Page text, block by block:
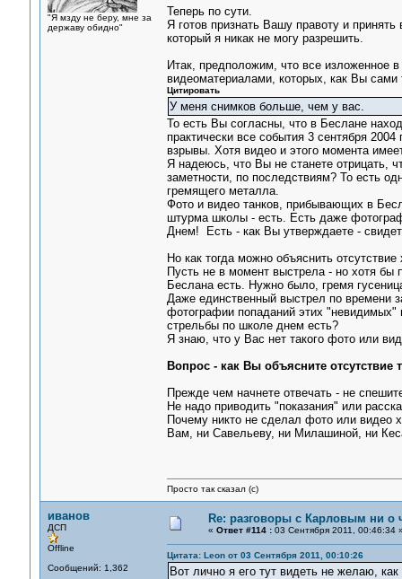
"Я мзду не беру, мне за
державу обидно"
Теперь по сути.
Я готов признать Вашу правоту и
который я никак не могу разрешить.
Итак, предположим, что все изложенное
видеоматериалами, которых, как Вы сами
Цитировать
У меня снимков больше, чем у вас.
То есть Вы согласны, что в Беслане
практически все события 3 сентября
взрывы. Хотя видео и этого момента
Я надеюсь, что Вы не станете отрицать,
заметности, по последствиям? То есть
гремящего металла.
Фото и видео танков, прибывающих в
штурма школы - есть. Есть даже
Днем! Есть - как Вы утверждаете -
Но как тогда можно объяснить
Пусть не в момент выстрела - но хотя бы
Беслана есть. Нужно было, гремя
Даже единственный выстрел по времени
фотографии попаданий этих
стрельбы по школе днем есть?
Я знаю, что у Вас нет такого фото или
Вопрос - как Вы объясните отсутствие
Прежде чем начнете отвечать - не
Не надо приводить "показания" или
Почему никто не сделал фото или видео
Вам, ни Савельеву, ни Милашиной, ни
Просто так сказал (с)
иванов
ДСП
Offline
Сообщений: 1,362
Re: разговоры с Карловым ни о
« Ответ #114 :03 Сентября 2011, 00:46:34
Цитата: Leon от 03 Сентября 2011, 00:10:26
Вот лично я его тут видеть не желаю,